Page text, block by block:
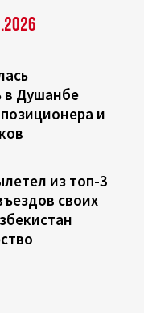
в Душанбе
и
из топ-3
своих